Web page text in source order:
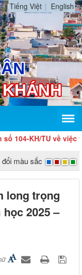
Tiếng Việt English
KH/TU về việc tổ
màu sắc
long trọng
2025 –